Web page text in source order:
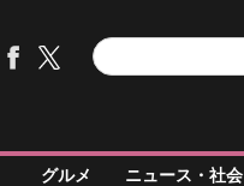
グルメ ニュース・社会